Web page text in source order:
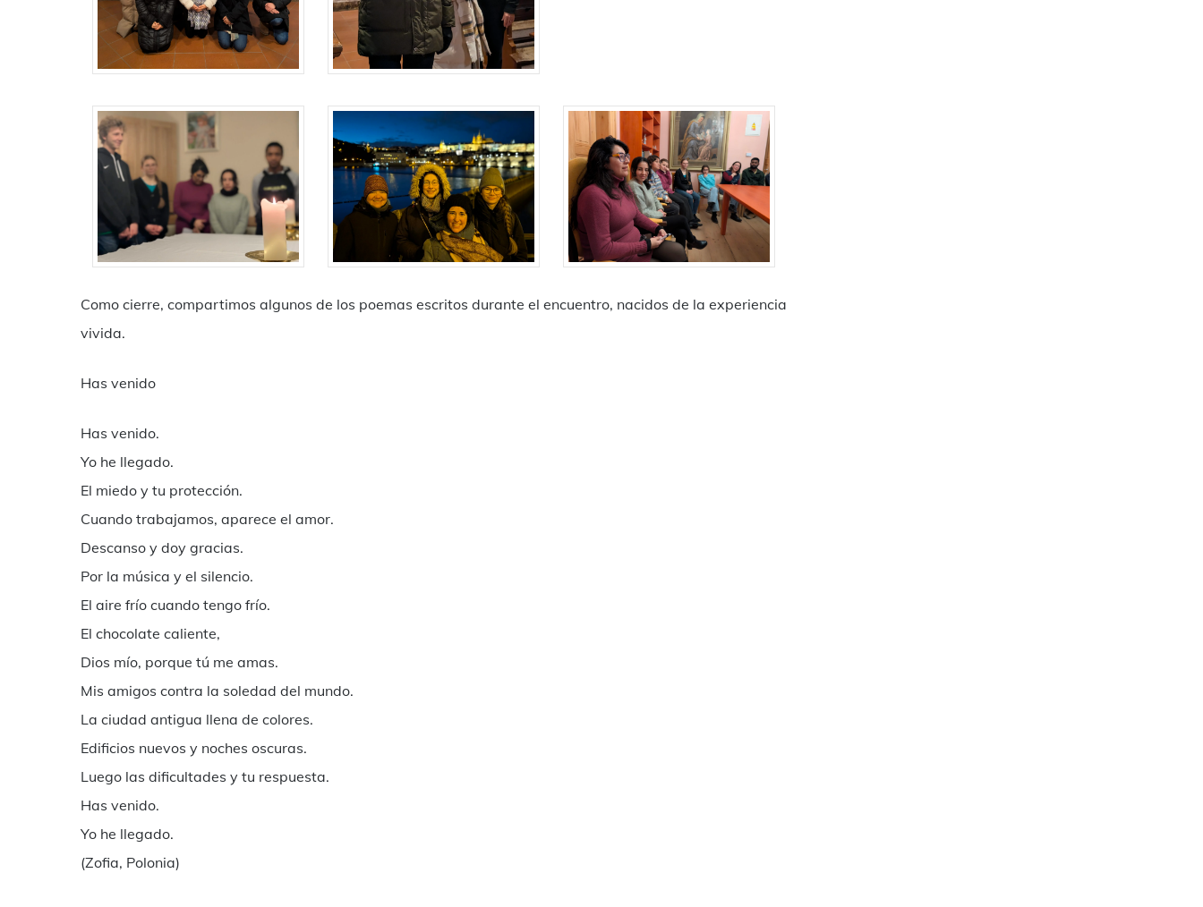
Como cierre, compartimos algunos de los poemas escritos durante el encuentro, nacidos de la experiencia
vivida.
Has venido
Has venido.
Yo he llegado.
El miedo y tu protección.
Cuando trabajamos, aparece el amor.
Descanso y doy gracias.
Por la música y el silencio.
El aire frío cuando tengo frío.
El chocolate caliente,
Dios mío, porque tú me amas.
Mis amigos contra la soledad del mundo.
La ciudad antigua llena de colores.
Edificios nuevos y noches oscuras.
Luego las dificultades y tu respuesta.
Has venido.
Yo he llegado.
(Zofia, Polonia)